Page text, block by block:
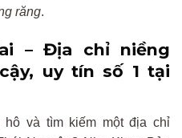
răng.
– Địa chỉ niềng
uy tín số 1 tại
hô và tìm kiếm một địa chỉ